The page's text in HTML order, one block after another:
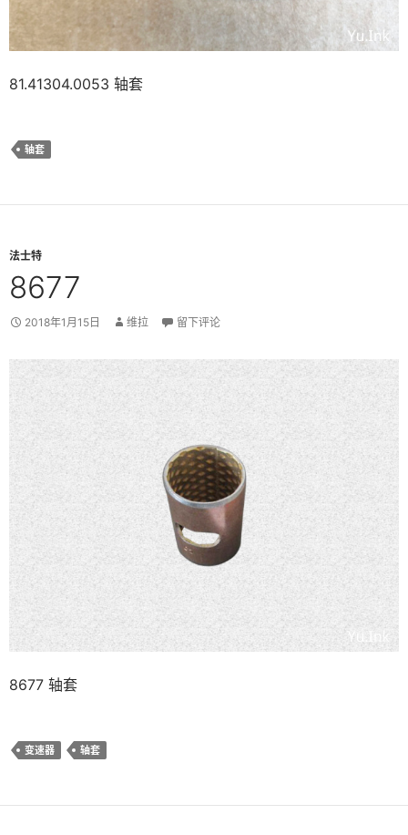
81.41304.0053 轴套
轴套
法士特
8677
2018年1月15日 维拉 留下评论
8677 轴套
变速器 轴套